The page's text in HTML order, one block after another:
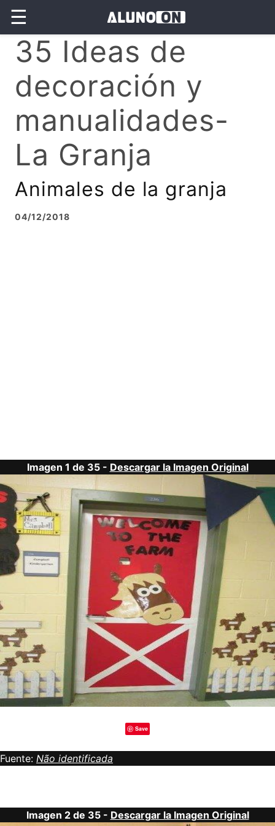
☰
35 Ideas de
decoración y
manualidades-
La Granja
Animales de la granja
04/12/2018
Imagen 1 de 35 - Descargar la Imagen Original
Save
Fuente: Não identificada
Imagen 2 de 35 - Descargar la Imagen Original